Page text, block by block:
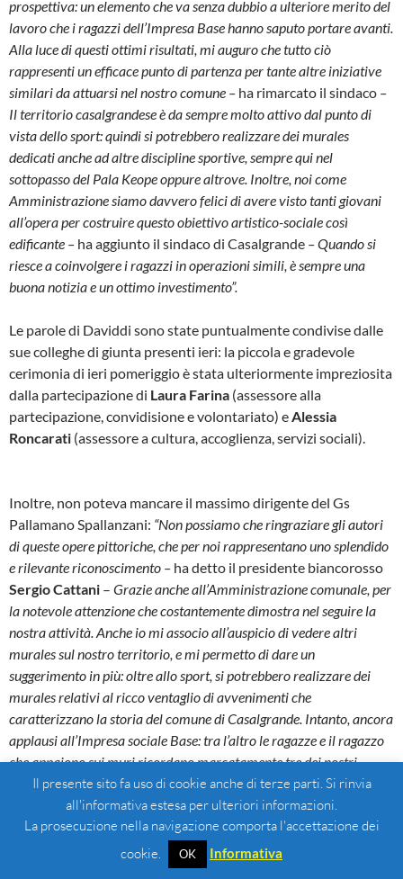
prospettiva: un elemento che va senza dubbio a ulteriore merito del
lavoro che i ragazzi dell’Impresa Base hanno saputo portare avanti.
Alla luce di questi ottimi risultati, mi auguro che tutto ciò
rappresenti un efficace punto di partenza per tante altre iniziative
similari da attuarsi nel nostro comune – ha rimarcato il sindaco –
Il territorio casalgrandese è da sempre molto attivo dal punto di
vista dello sport: quindi si potrebbero realizzare dei murales
dedicati anche ad altre discipline sportive, sempre qui nel
sottopasso del Pala Keope oppure altrove. Inoltre, noi come
Amministrazione siamo davvero felici di avere visto tanti giovani
all’opera per costruire questo obiettivo artistico-sociale così
edificante – ha aggiunto il sindaco di Casalgrande – Quando si
riesce a coinvolgere i ragazzi in operazioni simili, è sempre una
buona notizia e un ottimo investimento”.
Le parole di Daviddi sono state puntualmente condivise dalle
sue colleghe di giunta presenti ieri: la piccola e gradevole
cerimonia di ieri pomeriggio è stata ulteriormente impreziosita
dalla partecipazione di Laura Farina (assessore alla
partecipazione, convidisione e volontariato) eAlessia
Roncarati (assessore a cultura, accoglienza, servizi sociali).
Inoltre, non poteva mancare il massimo dirigente del Gs
Pallamano Spallanzani: “Non possiamo che ringraziare gli autori
di queste opere pittoriche, che per noi rappresentano uno splendido
e rilevante riconoscimento – ha detto il presidente biancorosso
Sergio Cattani – Grazie anche all’Amministrazione comunale, per
la notevole attenzione che costantemente dimostra nel seguire la
nostra attività. Anche io mi associo all’auspicio di vedere altri
murales sul nostro territorio, e mi permetto di dare un
suggerimento in più: oltre allo sport, si potrebbero realizzare dei
murales relativi al ricco ventaglio di avvenimenti che
caratterizzano la storia del comune di Casalgrande. Intanto, ancora
applausi all’Impresa sociale Base: tra l’altro le ragazze e il ragazzo
che appaiono sui muri ricordano marcatamente tre dei nostri
atleti… A voi scoprire quali sono!”
GIULIA FERRETTI
GIUSEPPE DAVIDDI
LAURA FARINA
Il presente sito fa uso di cookie anche di terze parti. Si rinvia
all'informativa estesa per ulteriori informazioni.
La prosecuzione nella navigazione comporta l'accettazione dei
cookie.
OK Informativa